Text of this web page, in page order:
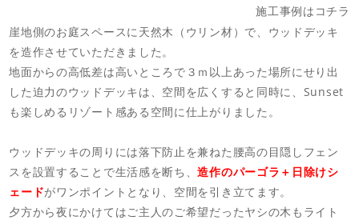
施工事例はコチラ
崖地側のお庭スペースに天然木（ウリン材）で、ウッドデッキ
を造作させていただきました。
地面からの高低差は高いところで３ｍ以上あった場所にせり出
した迫力のウッドデッキは、空間を広くすると同時に、Sunset
も楽しめるリゾート感ある空間に仕上がりました。
ウッドデッキの周りには落下防止を兼ねた腰高の目隠しフェン
スを設置することで生活感を断ち、造作のパーゴラ＋日除けシ
ェードがワンポイントとなり、空間を引き立てます。
夕方から夜にかけてはご主人のご希望だったヤシの木もライト